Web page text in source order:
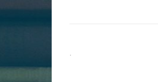
.